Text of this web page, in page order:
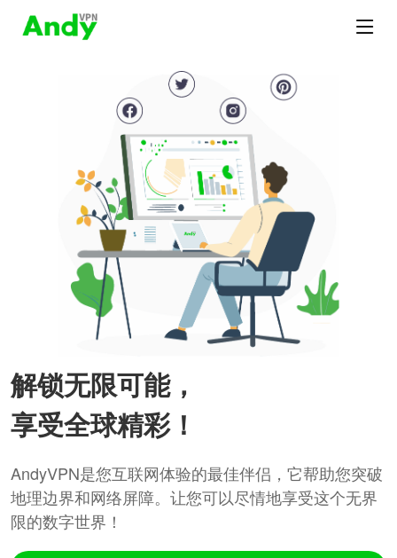
解锁无限可能，
享受全球精彩！
AndyVPN是您互联网体验的最佳伴侣，它帮助您突破
地理边界和网络屏障。让您可以尽情地享受这个无界
限的数字世界！